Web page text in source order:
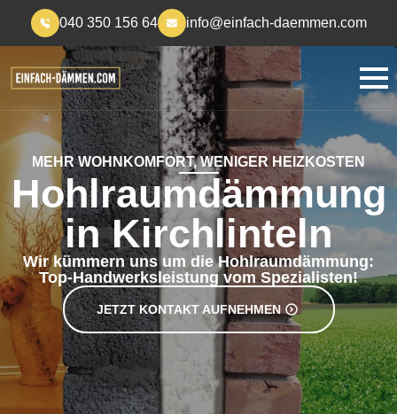
040 350 156 64 info@einfach-daemmen.com
MEHR WOHNKOMFORT, WENIGER HEIZKOSTEN
Hohlraumdämmung
in Kirchlinteln
Wir kümmern uns um die Hohlraumdämmung:
Top-Handwerksleistung vom Spezialisten!
JETZT KONTAKT AUFNEHMEN